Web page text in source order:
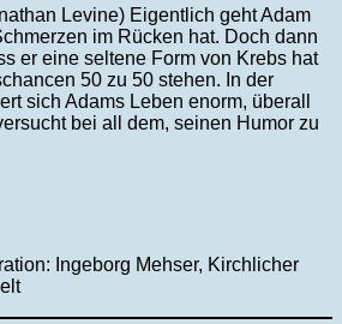
Levine) Eigentlich geht Adam
im Rücken hat. Doch dann
er eine seltene Form von Krebs hat
50 zu 50 stehen. In der
sich Adams Leben enorm, überall
bei all dem, seinen Humor zu
Ingeborg Mehser, Kirchlicher